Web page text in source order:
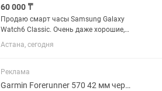
60 000 ₸
Продаю смарт часы Samsung Galaxy
Watch6 Classic. Очень даже хорошие,
вращающийся безель это вообще
мощь, делает использование в разы
яркий, интерфейс удобный,...
Астана, сегодня
Реклама
Garmin Forerunner 570 42 мм черный